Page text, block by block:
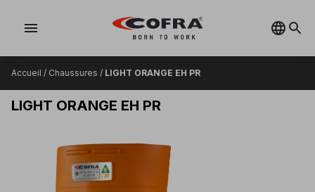
menu
Accueil / Chaussures / LIGHT ORANGE EH PR
LIGHT ORANGE EH PR